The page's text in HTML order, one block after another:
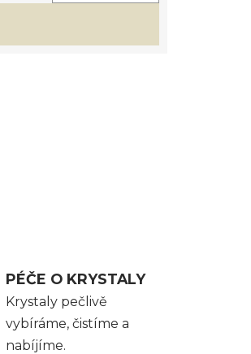
PÉČE O KRYSTALY
Krystaly pečlivě
vybíráme, čistíme a
nabíjíme.